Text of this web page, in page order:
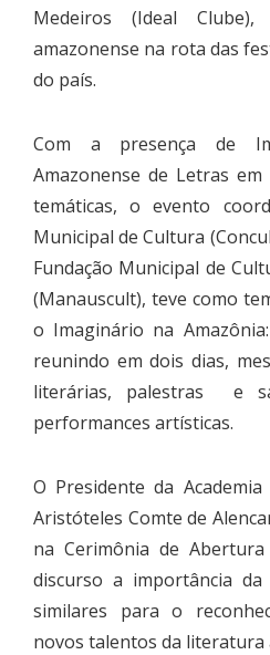
Medeiros (Ideal
amazonense na rota das
do país.
Com a presença de
Amazonense de Letras
temáticas, o evento
Municipal de Cultura
Fundação Municipal de
(Manauscult), teve como
o Imaginário na
reunindo em dois dias,
literárias, palestras e
performances artísticas.
O Presidente da
Aristóteles Comte de
na Cerimônia de
discurso a importância da
similares para o
novos talentos da literatura